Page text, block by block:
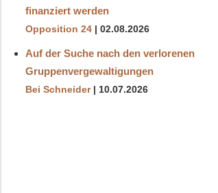
finanziert werden
Opposition 24 02.08.2026
Auf der Suche nach den verlorenen
Gruppenvergewaltigungen
Bei Schneider 10.07.2026